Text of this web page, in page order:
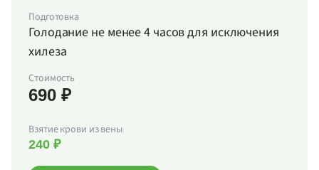
Подготовка
Голодание не менее 4 часов для исключения
хилеза
Стоимость
690 ₽
Взятие крови из вены
240 ₽